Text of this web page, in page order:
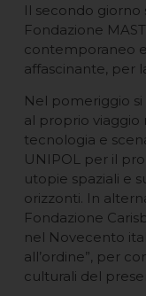
Il secondo giorno
Fondazione
contemporaneo
affascinante, per
Nel pomeriggio
al proprio viaggio
tecnologia e
UNIPOL per il
utopie spaziali e
orizzonti. In
Fondazione
nel Novecento
all’ordine”, per
culturali del